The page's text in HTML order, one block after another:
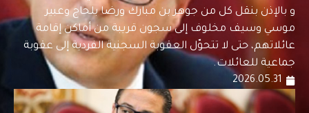
و بالإذن بنقل كل من جوهر بن مبارك ورضا بلحاج وعبير
موسي وسيف مخلوف إلى سجون قريبة من أماكن إقامة
عائلاتهم، حتى لا تتحوّل العقوبة السجنية الفردية إلى عقوبة
جماعية للعائلات.
2026.05.31